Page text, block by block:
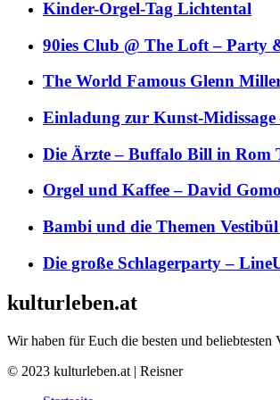
Kinder-Orgel-Tag Lichtental
90ies Club @ The Loft – Party
The World Famous Glenn
Einladung zur Kunst-
Die Ärzte – Buffalo Bill in Rom
Orgel und Kaffee – David
Bambi und die Themen
Die große Schlagerparty –
kulturleben.at
Wir haben für Euch die besten und
© 2023 kulturleben.at | Reisner